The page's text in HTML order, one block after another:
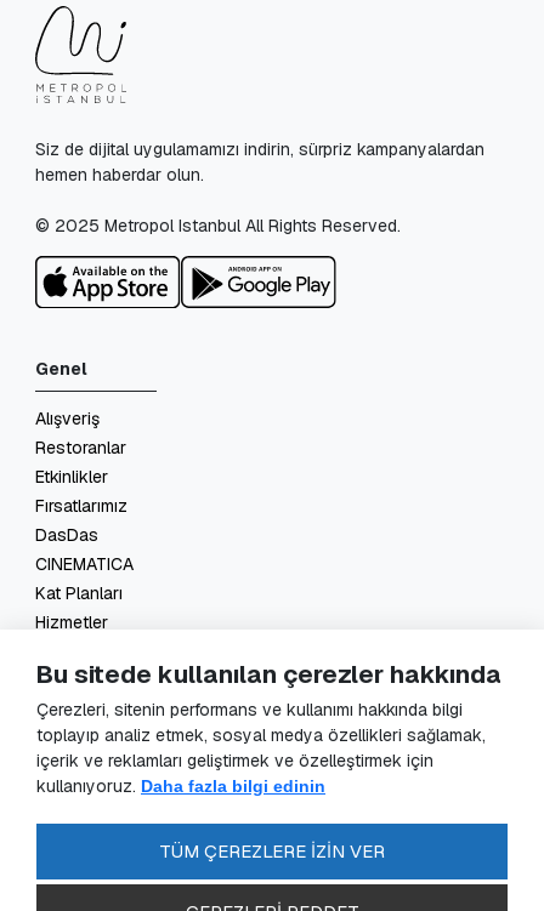
Siz de dijital uygulamamızı indirin, sürpriz kampanyalardan
hemen haberdar olun.
© 2025 Metropol Istanbul All Rights Reserved.
Genel
Alışveriş
Restoranlar
Etkinlikler
Fırsatlarımız
DasDas
CINEMATICA
Kat Planları
Hizmetler
KVKK Başvuru
KVKK Aydınlatma Metni
Veri Sorumlusu Başvuru Formu
Güvenlik Kameraları Aydınlatma Metni
SSS
Bu sitede kullanılan çerezler hakkında
Çerezleri, sitenin performans ve kullanımı hakkında bilgi
toplayıp analiz etmek, sosyal medya özellikleri sağlamak,
içerik ve reklamları geliştirmek ve özelleştirmek için
kullanıyoruz. Daha fazla bilgi edinin
TÜM ÇEREZLERE İZİN VER